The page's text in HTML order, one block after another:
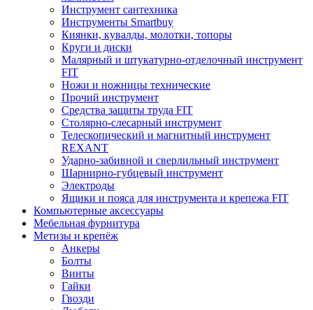
Инструмент сантехника
Инструменты Smartbuy
Киянки, кувалды, молотки, топоры
Круги и диски
Малярный и штукатурно-отделочный инструмент
FIT
Ножи и ножницы технические
Прочий инструмент
Средства защиты труда FIT
Столярно-слесарный инструмент
Телескопический и магнитный инструмент
REXANT
Ударно-забивной и сверлильный инструмент
Шарнирно-губцевый инструмент
Электроды
Ящики и пояса для инструмента и крепежа FIT
Компьютерные аксессуары
Мебельная фурнитура
Метизы и крепёж
Анкеры
Болты
Винты
Гайки
Гвозди